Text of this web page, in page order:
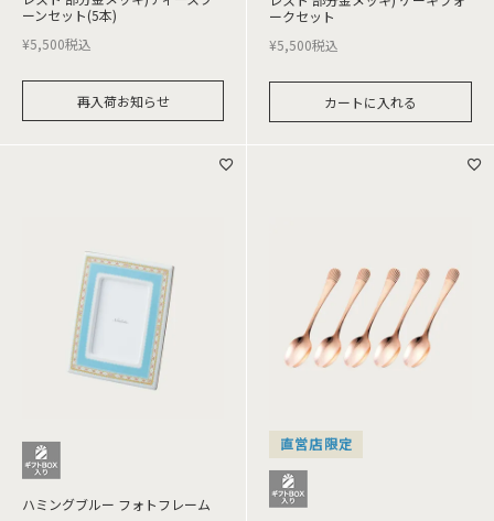
ーンセット(5本)
¥5,500税込
再入荷お知らせ
ークセット
¥5,500税込
カートに入れる
ハミングブルー フォトフレーム
直営店限定